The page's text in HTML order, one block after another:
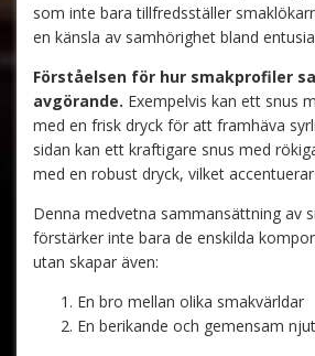
som inte bara tillfredsställer
en känsla av samhörighet bland
Förståelsen för hur smakprofiler
avgörande. Exempelvis kan ett snus
med en frisk dryck för att framhäva
sidan kan ett kraftigare snus med
med en robust dryck, vilket
Denna medvetna sammansättning av
förstärker inte bara de enskilda
utan skapar även:
En bro mellan olika smakvärldar
En berikande och gemensam